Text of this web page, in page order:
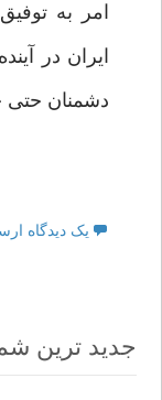
امر به
ایران در
دشمنان حتی
یک دیدگاه
جدید ترین